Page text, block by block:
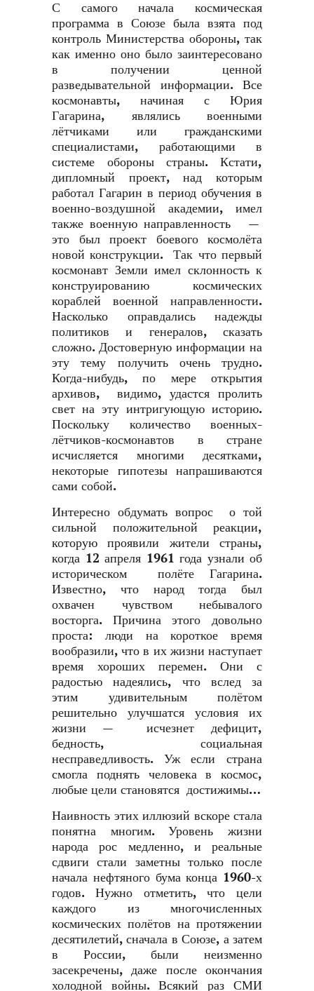
С самого начала космическая
программа в Союзе была взята под
контроль Министерства обороны, так
как именно оно было заинтересовано
в получении ценной
разведывательной информации. Все
космонавты, начиная с Юрия
Гагарина, являлись военными
лётчиками или гражданскими
специалистами, работающими в
системе обороны страны. Кстати,
дипломный проект, над которым
работал Гагарин в период обучения в
военно-воздушной академии, имел
также военную направленность —
это был проект боевого космолёта
новой конструкции. Так что первый
космонавт Земли имел склонность к
конструированию космических
кораблей военной направленности.
Насколько оправдались надежды
политиков и генералов, сказать
сложно. Достоверную информации на
эту тему получить очень трудно.
Когда-нибудь, по мере открытия
архивов, видимо, удастся пролить
свет на эту интригующую историю.
Поскольку количество военных-
лётчиков-космонавтов в стране
исчисляется многими десятками,
некоторые гипотезы напрашиваются
сами собой.
Интересно обдумать вопрос о той
сильной положительной реакции,
которую проявили жители страны,
когда 12 апреля 1961 года узнали об
историческом полёте Гагарина.
Известно, что народ тогда был
охвачен чувством небывалого
восторга. Причина этого довольно
проста: люди на короткое время
вообразили, что в их жизни наступает
время хороших перемен. Они с
радостью надеялись, что вслед за
этим удивительным полётом
решительно улучшатся условия их
жизни — исчезнет дефицит,
бедность, социальная
несправедливость. Уж если страна
смогла поднять человека в космос,
любые цели становятся достижимы…
Наивность этих иллюзий вскоре стала
понятна многим. Уровень жизни
народа рос медленно, и реальные
сдвиги стали заметны только после
начала нефтяного бума конца 1960-х
годов. Нужно отметить, что цели
каждого из многочисленных
космических полётов на протяжении
десятилетий, сначала в Союзе, а затем
в России, были неизменно
засекречены, даже после окончания
холодной войны. Всякий раз СМИ